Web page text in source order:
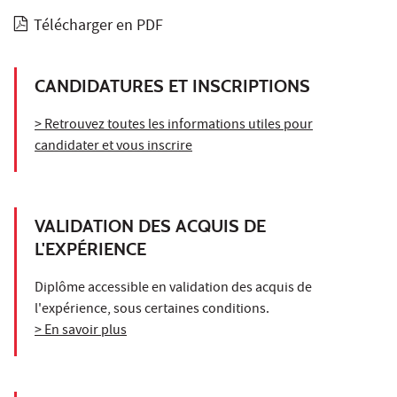
Télécharger en PDF
CANDIDATURES ET INSCRIPTIONS
> Retrouvez toutes les informations utiles pour
candidater et vous inscrire
VALIDATION DES ACQUIS DE
L'EXPÉRIENCE
Diplôme accessible en validation des acquis de
l'expérience, sous certaines conditions.
> En savoir plus